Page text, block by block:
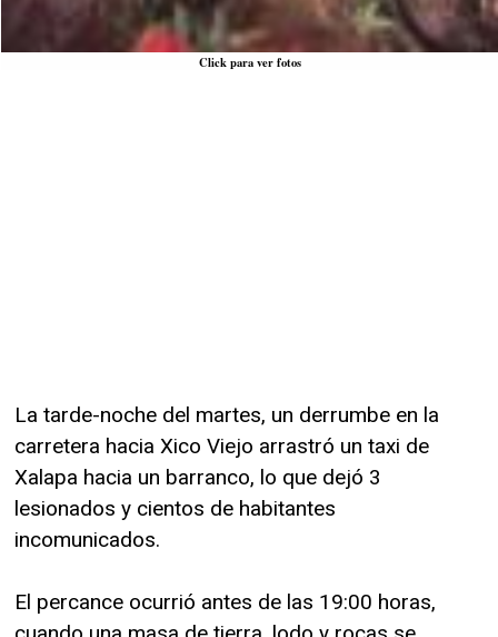
Click para ver fotos
La tarde-noche del martes, un derrumbe en la
carretera hacia Xico Viejo arrastró un taxi de
Xalapa hacia un barranco, lo que dejó 3
lesionados y cientos de habitantes
incomunicados.
El percance ocurrió antes de las 19:00 horas,